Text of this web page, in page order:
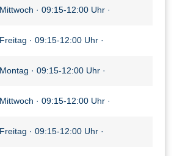
Mittwoch · 09:15-12:00 Uhr ·
Freitag · 09:15-12:00 Uhr ·
Montag · 09:15-12:00 Uhr ·
Mittwoch · 09:15-12:00 Uhr ·
Freitag · 09:15-12:00 Uhr ·